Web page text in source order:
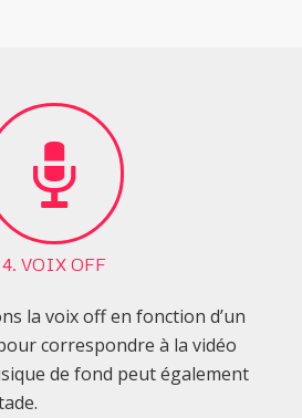
4. VOIX OFF
la voix off en fonction d’un
correspondre à la vidéo
de fond peut également